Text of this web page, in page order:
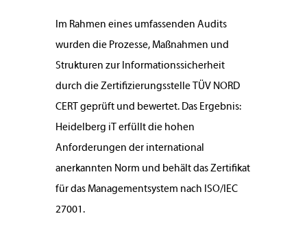
Im Rahmen eines umfassenden Audits
wurden die Prozesse, Maßnahmen und
Strukturen zur Informationssicherheit
durch die Zertifizierungsstelle TÜV NORD
CERT geprüft und bewertet. Das Ergebnis:
Heidelberg iT erfüllt die hohen
Anforderungen der international
anerkannten Norm und behält das Zertifikat
für das Managementsystem nach ISO/IEC
27001.